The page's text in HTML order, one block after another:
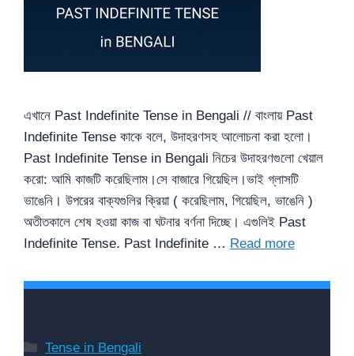
এখানে Past Indefinite Tense in Bengali // বাংলায় Past
Indefinite Tense কাকে বলে, উদাহরণসহ আলোচনা করা হলো।
Past Indefinite Tense in Bengali নিচের উদাহরণগুলো খেয়াল
করো: আমি কাজটি করেছিলাম।সে বাজারে গিয়েছিল।ভাই গ্লাসটি
ভাঙেনি। উপরের বাক্যগুলির ক্রিয়া ( করেছিলাম, গিয়েছিল, ভাঙেনি )
অতীতকালে শেষ হওয়া কাজ বা ঘটনার বর্ণনা দিচ্ছে। এগুলিই Past
Indefinite Tense. Past Indefinite … Read more
Categories
Tense in Bengali